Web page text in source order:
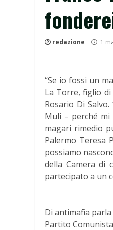
redazione 1
“Se io fossi un
La Torre, figlio di
Rosario Di
Muli – perché mi
magari rimedio
Palermo Teresa
possiamo
della Camera di
partecipato a un
Di antimafia
Partito